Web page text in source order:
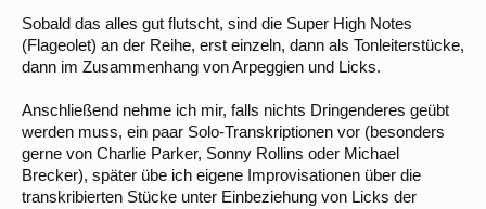
Sobald das alles gut flutscht, sind die Super High Notes
(Flageolet) an der Reihe, erst einzeln, dann als Tonleiterstücke,
dann im Zusammenhang von Arpeggien und Licks.
Anschließend nehme ich mir, falls nichts Dringenderes geübt
werden muss, ein paar Solo-Transkriptionen vor (besonders
gerne von Charlie Parker, Sonny Rollins oder Michael
Brecker), später übe ich eigene Improvisationen über die
transkribierten Stücke unter Einbeziehung von Licks der